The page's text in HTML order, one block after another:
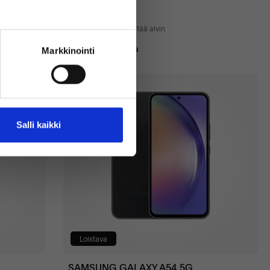
Markkinointi
Salli kaikki
679 € Sisältää alvin
Alle 10 varastossa
Loistava